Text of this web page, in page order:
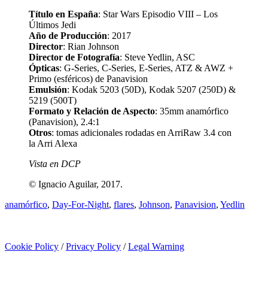
Título en España: Star Wars Episodio VIII – Los
Últimos Jedi
Año de Producción: 2017
Director: Rian Johnson
Director de Fotografía: Steve Yedlin, ASC
Ópticas: G-Series, C-Series, E-Series, ATZ & AWZ +
Primo (esféricos) de Panavision
Emulsión: Kodak 5203 (50D), Kodak 5207 (250D) &
5219 (500T)
Formato y Relación de Aspecto: 35mm anamórfico
(Panavision), 2.4:1
Otros: tomas adicionales rodadas en ArriRaw 3.4 con
la Arri Alexa
Vista en DCP
© Ignacio Aguilar, 2017.
anamórfico, Day-For-Night, flares, Johnson, Panavision, Yedlin
Cookie Policy /Privacy Policy /Legal Warning